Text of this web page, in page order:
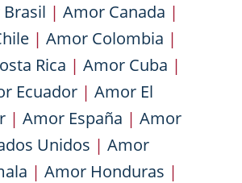
| Amor Canada |
| Amor Colombia |
Rica | Amor Cuba |
Ecuador| Amor El
| Amor España | Amor
Unidos | Amor
| Amor Honduras |